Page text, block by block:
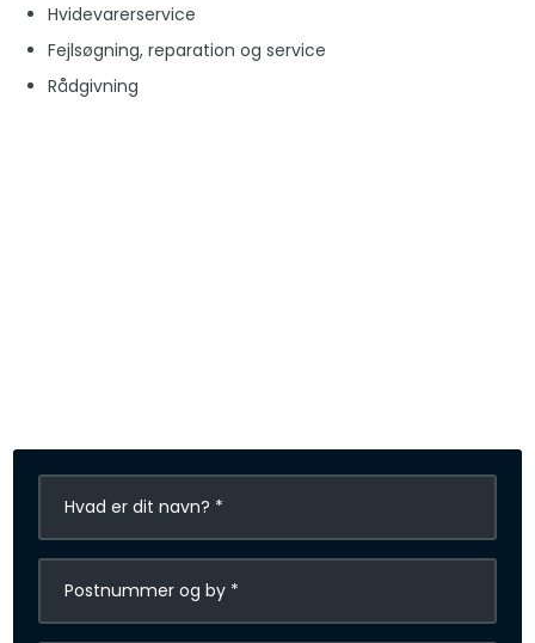
Hvidevarerservice
Fejlsøgning, reparation og service
Rådgivning